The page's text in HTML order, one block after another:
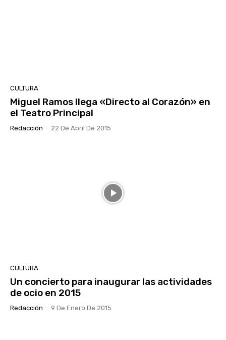
CULTURA
Miguel Ramos llega «Directo al Corazón» en
el Teatro Principal
Redacción - 22 De Abril De 2015
CULTURA
Un concierto para inaugurar las actividades
de ocio en 2015
Redacción - 9 De Enero De 2015